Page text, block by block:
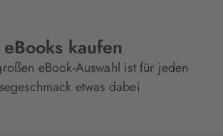
eBooks kaufen
eBook-Auswahl ist für jeden
etwas dabei